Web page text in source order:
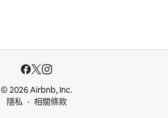
© 2026 Airbnb, Inc.
隱私
相關條款